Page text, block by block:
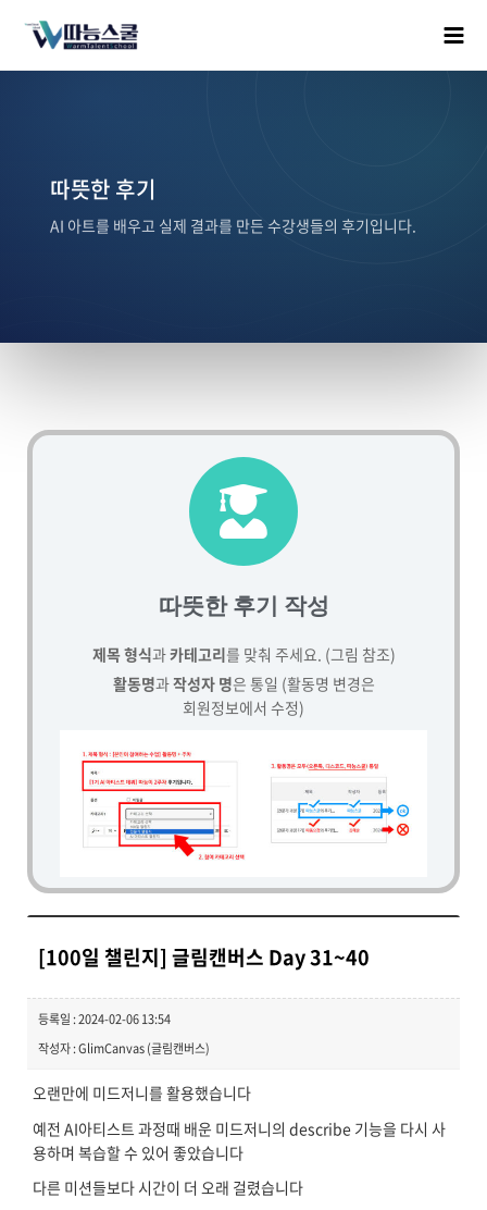
따뜻한 후기
AI 아트를 배우고 실제 결과를 만든 수강생들의 후기입니다.
따뜻한 후기 작성
제목 형식과카테고리를 맞춰 주세요. (그림 참조)
활동명과작성자 명은 통일 (활동명 변경은
회원정보에서 수정)
[100일 챌린지] 글림캔버스 Day 31~40
등록일 : 2024-02-06 13:54
작성자 : GlimCanvas (글림캔버스)
오랜만에 미드저니를 활용했습니다
예전 AI아티스트 과정때 배운 미드저니의 describe 기능을 다시 사
용하며 복습할 수 있어 좋았습니다
다른 미션들보다 시간이 더 오래 걸렸습니다